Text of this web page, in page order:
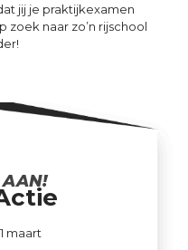
jij je praktijkexamen
zoek naar zo’n rijschool
AAN!
maart